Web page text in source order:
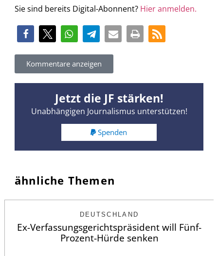
Sie sind bereits Digital-Abonnent? Hier anmelden.
Kommentare anzeigen
Jetzt die JF stärken!
Unabhängigen Journalismus unterstützen!
Spenden
ähnliche Themen
DEUTSCHLAND
Ex-Verfassungsgerichtspräsident will Fünf-
Prozent-Hürde senken